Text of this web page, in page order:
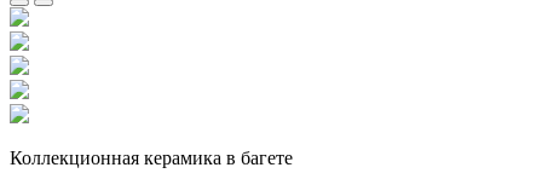
Коллекционная керамика в багете